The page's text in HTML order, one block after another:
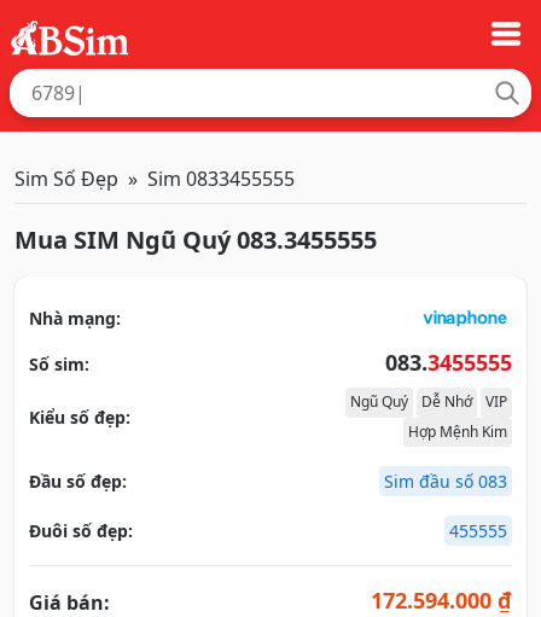
Sim Số Đẹp Sim 0833455555
Mua SIM Ngũ Quý 083.3455555
Nhà mạng:
Số sim:
083.3455555
Kiểu số đẹp:
Ngũ Quý Dễ Nhớ
VIP
Hợp Mệnh Kim
Đầu số đẹp: Sim đầu số 083
Đuôi số đẹp: 455555
Giá bán: 172.594.000 ₫